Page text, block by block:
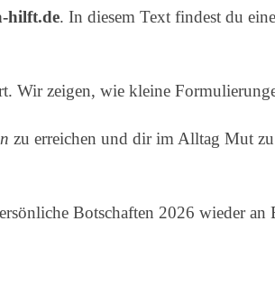
hilft.de. In diesem Text findest du
Wir zeigen, wie kleine
zu erreichen und dir im Alltag Mut
Botschaften 2026 wieder